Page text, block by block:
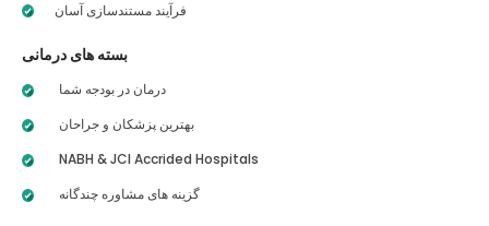
فرآیند مستندسازی آسان
بسته های درمانی
درمان در بودجه شما
بهترین پزشکان و جراحان
NABH & JCI Accrided Hospitals
گزینه های مشاوره چندگانه